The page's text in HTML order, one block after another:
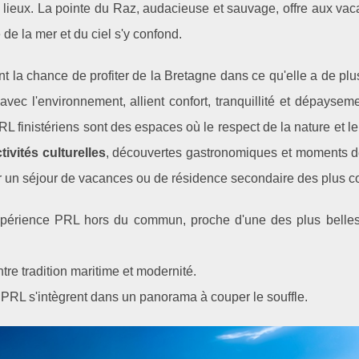
La pointe du Raz, audacieuse et sauvage, offre aux
la mer et du ciel s'y confond.
la chance de profiter de la Bretagne dans ce qu'elle a de
l'environnement, allient confort, tranquillité et
finistériens sont des espaces où le respect de la nature et
culturelles, découvertes gastronomiques et moments
séjour de vacances ou de résidence secondaire des plus
PRL hors du commun, proche d'une des plus
tradition maritime et modernité.
s'intègrent dans un panorama à couper le souffle.